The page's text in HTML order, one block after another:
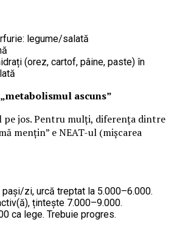
legume/salată
(orez, cartof, pâine, paste) în
ascuns”
pe jos. Pentru mulți, diferența dintre
mențin” e NEAT-ul (mișcarea
pași/zi, urcă treptat la 5.000–6.000.
țintește 7.000–9.000.
ca lege. Trebuie progres.